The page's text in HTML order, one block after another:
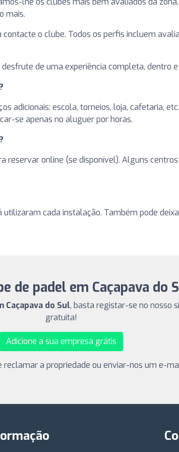
mais.
o clube. Todos os perfis incluem
de uma experiência completa, dentro
adicionais: escola, torneios, loja, cafetaria,
se apenas no aluguer por horas.
reservar online (se disponível). Alguns
cada instalação. Também pode
de padel em Caçapava do
Caçapava do Sul, basta registar-se no nosso
gratuita!
Adicione a sua empresa grátis
a propriedade ou enviar-nos um e-